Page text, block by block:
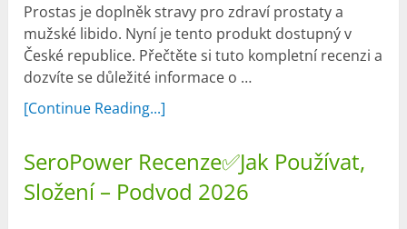
Prostas je doplněk stravy pro zdraví prostaty a
mužské libido. Nyní je tento produkt dostupný v
České republice. Přečtěte si tuto kompletní recenzi a
dozvíte se důležité informace o …
[Continue Reading...]
SeroPower Recenze✅Jak Používat,
Složení – Podvod 2026